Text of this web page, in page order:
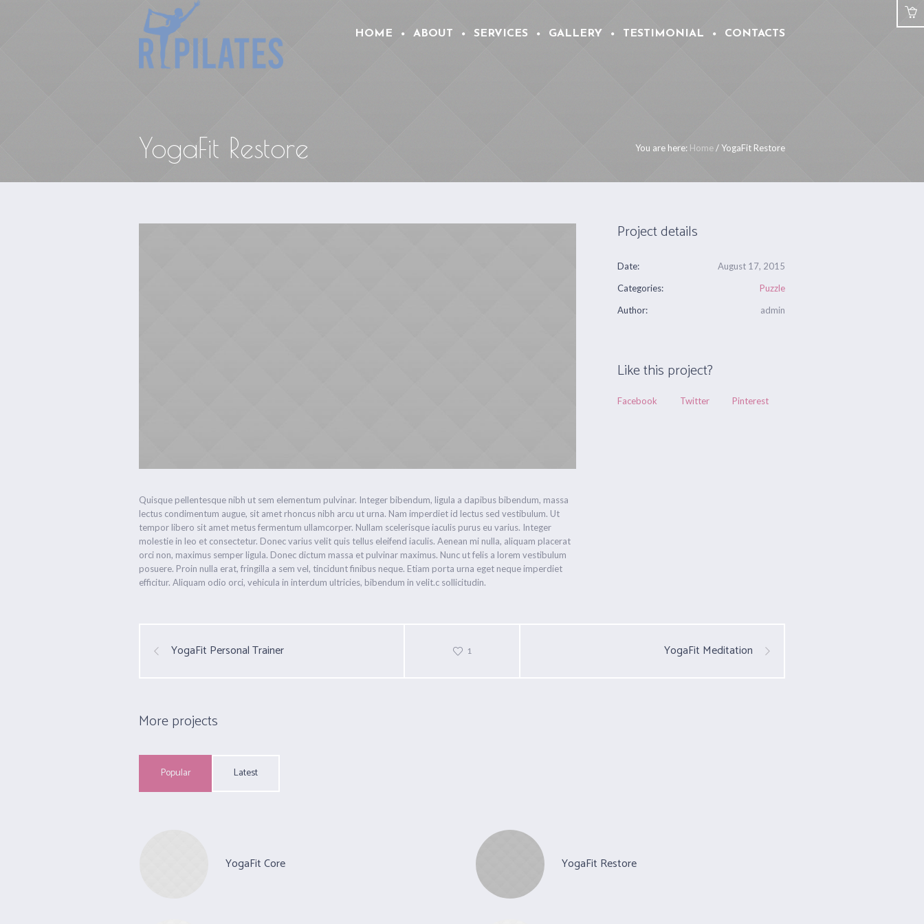
HOME ABOUT SERVICES GALLERY TESTIMONIAL CONTACTS
YogaFit Restore You are here: Home/YogaFit Restore
Quisque pellentesque nibh ut sem elementum pulvinar. Integer bibendum, ligula a dapibus bibendum, massa
lectus condimentum augue, sit amet rhoncus nibh arcu ut urna. Nam imperdiet id lectus sed vestibulum. Ut
tempor libero sit amet metus fermentum ullamcorper. Nullam scelerisque iaculis purus eu varius. Integer
molestie in leo et consectetur. Donec varius velit quis tellus eleifend iaculis. Aenean mi nulla, aliquam placerat
orci non, maximus semper ligula. Donec dictum massa et pulvinar maximus. Nunc ut felis a lorem vestibulum
posuere. Proin nulla erat, fringilla a sem vel, tincidunt finibus neque. Etiam porta urna eget neque imperdiet
efficitur. Aliquam odio orci, vehicula in interdum ultricies, bibendum in velit.c sollicitudin.
Project details
Date:
August 17, 2015
Categories:
Puzzle
Author:
admin
Like this project?
Facebook Twitter Pinterest
1
YogaFit Personal Trainer YogaFit Meditation
More projects
Popular Latest
YogaFit Core YogaFit Restore